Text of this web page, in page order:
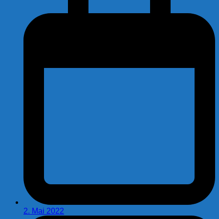
2. Mai 2022